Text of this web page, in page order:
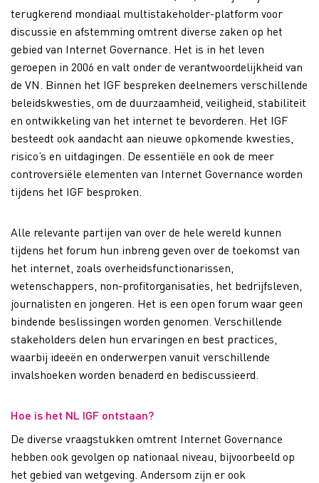
terugkerend mondiaal multistakeholder-platform voor
discussie en afstemming omtrent diverse zaken op het
gebied van Internet Governance. Het is in het leven
geroepen in 2006 en valt onder de verantwoordelijkheid van
de VN. Binnen het IGF bespreken deelnemers verschillende
beleidskwesties, om de duurzaamheid, veiligheid, stabiliteit
en ontwikkeling van het internet te bevorderen. Het IGF
besteedt ook aandacht aan nieuwe opkomende kwesties,
risico’s en uitdagingen. De essentiële en ook de meer
controversiële elementen van Internet Governance worden
tijdens het IGF besproken.
Alle relevante partijen van over de hele wereld kunnen
tijdens het forum hun inbreng geven over de toekomst van
het internet, zoals overheidsfunctionarissen,
wetenschappers, non-profitorganisaties, het bedrijfsleven,
journalisten en jongeren. Het is een open forum waar geen
bindende beslissingen worden genomen. Verschillende
stakeholders delen hun ervaringen en best practices,
waarbij ideeën en onderwerpen vanuit verschillende
invalshoeken worden benaderd en bediscussieerd.
Hoe is het NL IGF ontstaan?
De diverse vraagstukken omtrent Internet Governance
hebben ook gevolgen op nationaal niveau, bijvoorbeeld op
het gebied van wetgeving. Andersom zijn er ook